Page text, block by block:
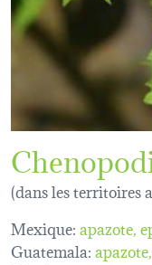
(dans les territoires
Mexique:apazote
Guatemala:apazote